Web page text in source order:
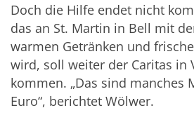
Doch die Hilfe endet nicht
das an St. Martin in Bell mit
warmen Getränken und
wird, soll weiter der Caritas in
kommen. „Das sind manches
Euro“, berichtet Wölwer.